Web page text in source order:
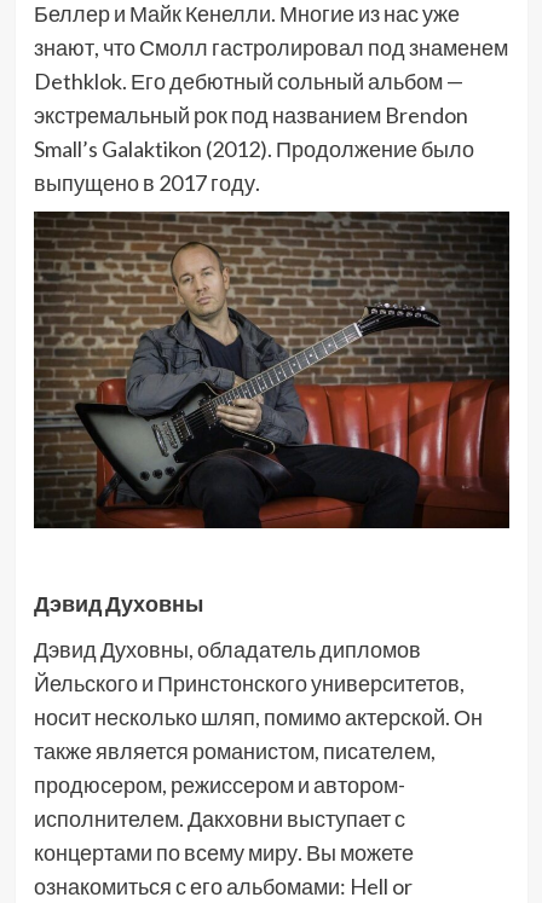
Беллер и Майк Кенелли. Многие из нас уже
знают, что Смолл гастролировал под знаменем
Dethklok. Его дебютный сольный альбом —
экстремальный рок под названием Brendon
Small’s Galaktikon (2012). Продолжение было
выпущено в 2017 году.
Дэвид Духовны
Дэвид Духовны, обладатель дипломов
Йельского и Принстонского университетов,
носит несколько шляп, помимо актерской. Он
также является романистом, писателем,
продюсером, режиссером и автором-
исполнителем. Дакховни выступает с
концертами по всему миру. Вы можете
ознакомиться с его альбомами: Hell or